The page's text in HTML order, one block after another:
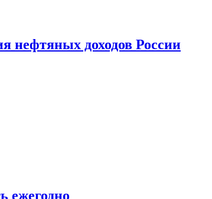
нефтяных доходов России
ежегодно